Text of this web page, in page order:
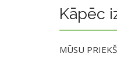
Kāpēc
MŪSU